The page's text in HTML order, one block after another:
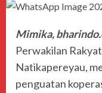
Mimika,
Perwakilan
Natikapereyau,
penguatan